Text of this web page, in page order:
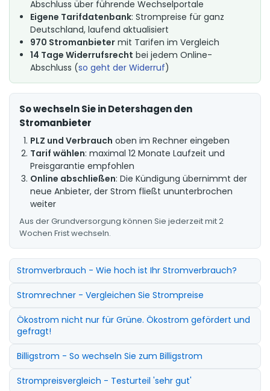
Abschluss über führende Wechselportale
Eigene Tarifdatenbank: Strompreise für ganz
Deutschland, laufend aktualisiert
970 Stromanbieter mit Tarifen im Vergleich
14 Tage Widerrufsrecht bei jedem Online-
Abschluss (so geht der Widerruf)
So wechseln Sie in Detershagen den
Stromanbieter
PLZ und Verbrauch oben im Rechner eingeben
Tarif wählen: maximal 12 Monate Laufzeit und
Preisgarantie empfohlen
Online abschließen: Die Kündigung übernimmt der
neue Anbieter, der Strom fließt ununterbrochen
weiter
Aus der Grundversorgung können Sie jederzeit mit 2
Wochen Frist wechseln.
Stromverbrauch - Wie hoch ist Ihr Stromverbrauch?
Stromrechner - Vergleichen Sie Strompreise
Ökostrom nicht nur für Grüne. Ökostrom gefördert und
gefragt!
Billigstrom - So wechseln Sie zum Billigstrom
Strompreisvergleich - Testurteil 'sehr gut'